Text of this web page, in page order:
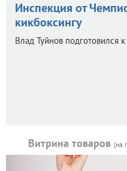
Инспекция от
кикбоксингу
Влад Туйнов подготовился
Витрина товаров (на